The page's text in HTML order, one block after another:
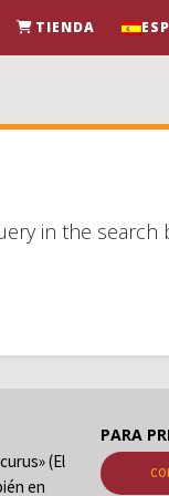
TIENDA
in the search
(El
en
PARA